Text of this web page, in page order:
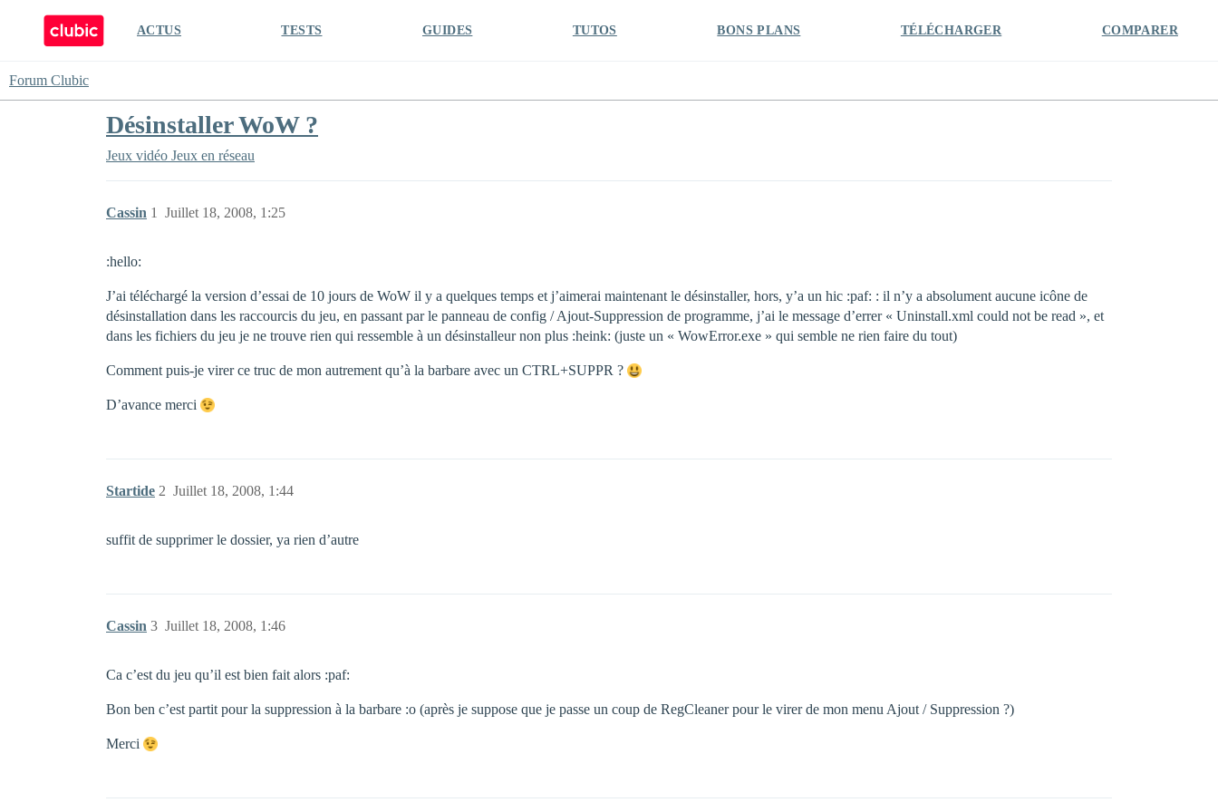
ACTUS TESTS GUIDES TUTOS BONS PLANS TÉLÉCHARGER COMPARER
Forum Clubic
Désinstaller WoW ?
Jeux vidéo Jeux en réseau
Cassin Juillet 18, 2008, 1:25
1
:hello:
J’ai téléchargé la version d’essai de 10 jours de WoW il y a quelques temps et j’aimerai maintenant le désinstaller, hors, y’a un hic :paf: : il n’y a absolument aucune icône de
désinstallation dans les raccourcis du jeu, en passant par le panneau de config / Ajout-Suppression de programme, j’ai le message d’errer « Uninstall.xml could not be read », et
dans les fichiers du jeu je ne trouve rien qui ressemble à un désinstalleur non plus :heink: (juste un « WowError.exe » qui semble ne rien faire du tout)
Comment puis-je virer ce truc de mon autrement qu’à la barbare avec un CTRL+SUPPR ?
D’avance merci
Startide Juillet 18, 2008, 1:44
2
suffit de supprimer le dossier, ya rien d’autre
Cassin Juillet 18, 2008, 1:46
3
Ca c’est du jeu qu’il est bien fait alors :paf:
Bon ben c’est partit pour la suppression à la barbare :o (après je suppose que je passe un coup de RegCleaner pour le virer de mon menu Ajout / Suppression ?)
Merci